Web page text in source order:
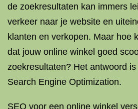
de zoekresultaten kan immers
verkeer naar je website en
klanten en verkopen. Maar hoe
dat jouw online winkel goed
zoekresultaten? Het antwoord is
Search Engine Optimization.
SEO voor een online winkel